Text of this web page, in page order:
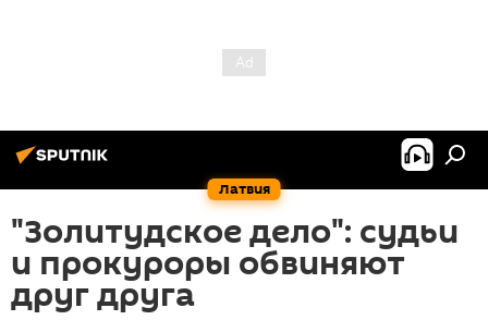
Латвия
"Золитудское дело": судьи
и прокуроры обвиняют
друг друга